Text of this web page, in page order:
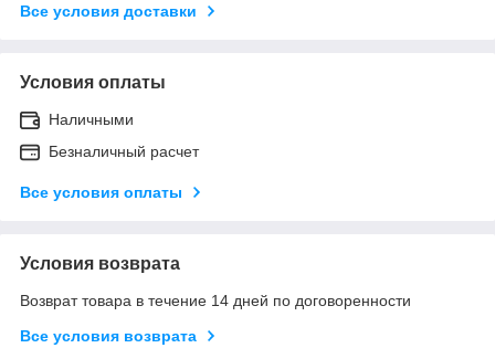
Все условия доставки
Условия оплаты
Наличными
Безналичный расчет
Все условия оплаты
Условия возврата
Возврат товара в течение 14 дней по договоренности
Все условия возврата